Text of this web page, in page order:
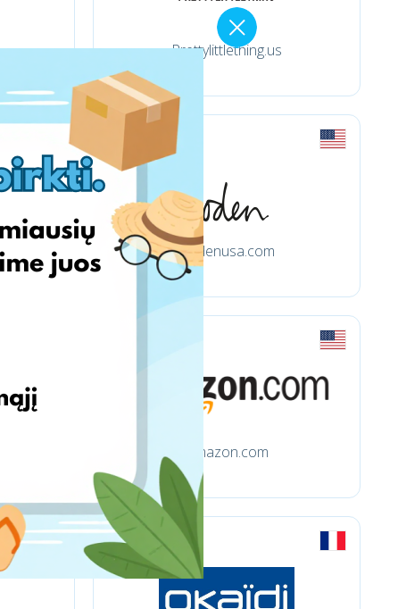
Prettylittlething.us
Bodenusa.com
Amazon.com